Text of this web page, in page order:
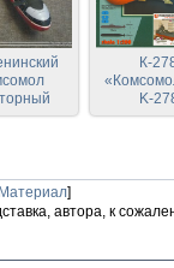
GPM
К-
K-
]
автора, к